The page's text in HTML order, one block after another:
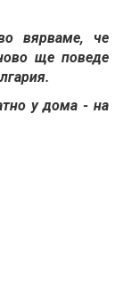
вярваме, че
ще поведе
у дома - на